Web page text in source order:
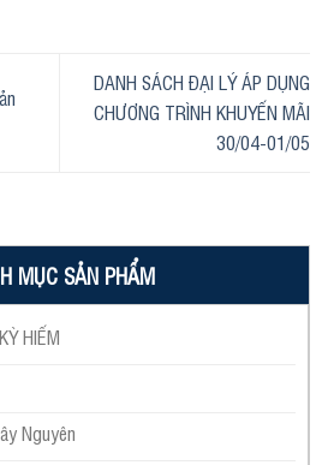
MỤC SẢN PHẨM
HIẾM
Nguyên
DANH SÁCH ĐẠI LÝ ÁP DỤNG
CHƯƠNG TRÌNH KHUYẾN MÃI
30/04-01/05